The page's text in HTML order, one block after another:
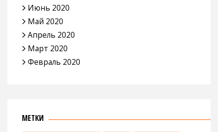
Июнь 2020
Май 2020
Апрель 2020
Март 2020
Февраль 2020
МЕТКИ